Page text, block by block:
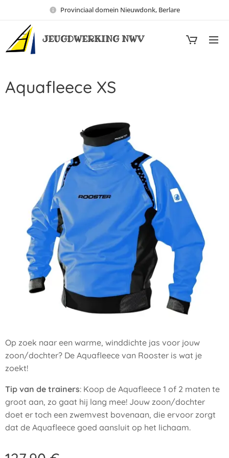
Provinciaal domein Nieuwdonk, Berlare
JEUGDWERKING NWV
Aquafleece XS
Op zoek naar een warme, winddichte jas voor jouw
zoon/dochter? De Aquafleece van Rooster is wat je
zoekt!
Tip van de trainers: Koop de Aquafleece 1 of 2 maten te
groot aan, zo gaat hij lang mee! Jouw zoon/dochter
doet er toch een zwemvest bovenaan, die ervoor zorgt
dat de Aquafleece goed aansluit op het lichaam.